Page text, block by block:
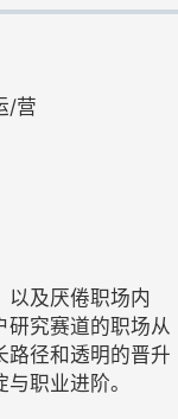
/营
以及厌倦职场内
研究赛道的职场从
路径和透明的晋升
职业进阶。